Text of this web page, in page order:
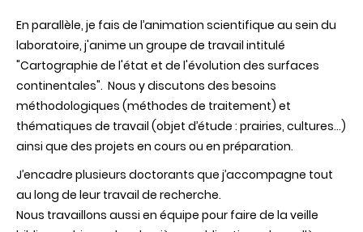
En parallèle, je fais de l’animation scientifique au sein du
laboratoire, j'anime un groupe de travail intitulé
"Cartographie de l'état et de l'évolution des surfaces
continentales". Nous y discutons des besoins
méthodologiques (méthodes de traitement) et
thématiques de travail (objet d’étude : prairies, cultures…)
ainsi que des projets en cours ou en préparation.
J’encadre plusieurs doctorants que j’accompagne tout
au long de leur travail de recherche.
Nous travaillons aussi en équipe pour faire de la veille